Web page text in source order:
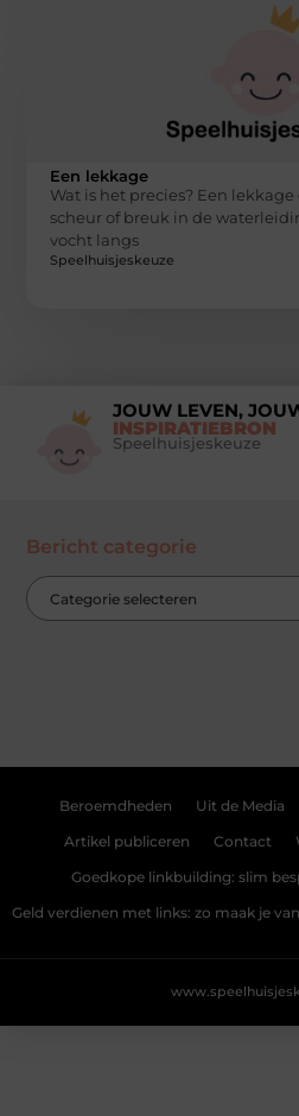
Een lekkage
Wat is het precies? Een
scheur of breuk in de
vocht langs
Speelhuisjeskeuze
JOUW LEVEN,
INSPIRATIEBRON
Speelhuisjeskeuze
Bericht categorie
Beroemdheden Uit de Media
Artikel publiceren Contact
Goedkope linkbuilding: slim
Geld verdienen met links: zo maak je